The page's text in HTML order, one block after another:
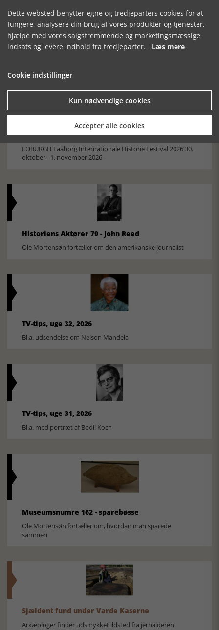
Mosefolket
Den største samling af moselig i verden på Museum
Silkeborg Hovedgården
Historisk festival i Faaborg
FOBURGH Faaborg Internationale Historie Festival 2026 30.
oktober - 1. november 2026
Historiens Aktører 79 - John Reed
Ole Mortensøn fortæller om den amerikanske journalist
TV-tips, uge 32, 2026
Bl.a. udsendelse om Nelson Mandela
TV-tips, uge 31, 2026
Bl.a. med portræt af Bodil Koch
Museumsnumre 162 - sparebøsse
Ole Mortensøn fortæller om, hvordan man sparede
sammen
Sjældent fund under Varde Kaserne
Arkæologer finder udsmykket ildsted fra jernalderen
Dette websted benytter egne og tredjeparters cookies for at
fungere, analysere din brug af vores produkter og tjenester,
hjælpe med vores salgsfremmende og marketingsmæssige
indsats og levere indhold fra tredjeparter. Læs mere
Cookie indstillinger
Kun nødvendige cookies
Accepter alle cookies